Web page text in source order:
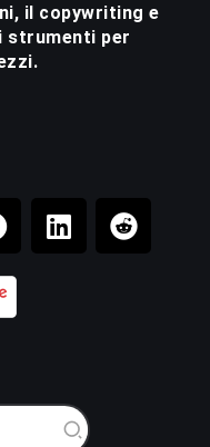
il copywriting e
strumenti per